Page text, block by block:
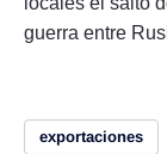
guerra entre
exportaciones